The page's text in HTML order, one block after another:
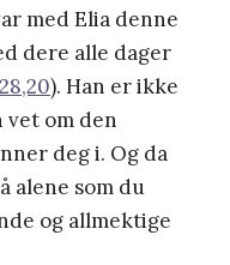
med Elia denne
dere alle dager
). Han er ikke
vet om den
deg i. Og da
alene som du
og allmektige